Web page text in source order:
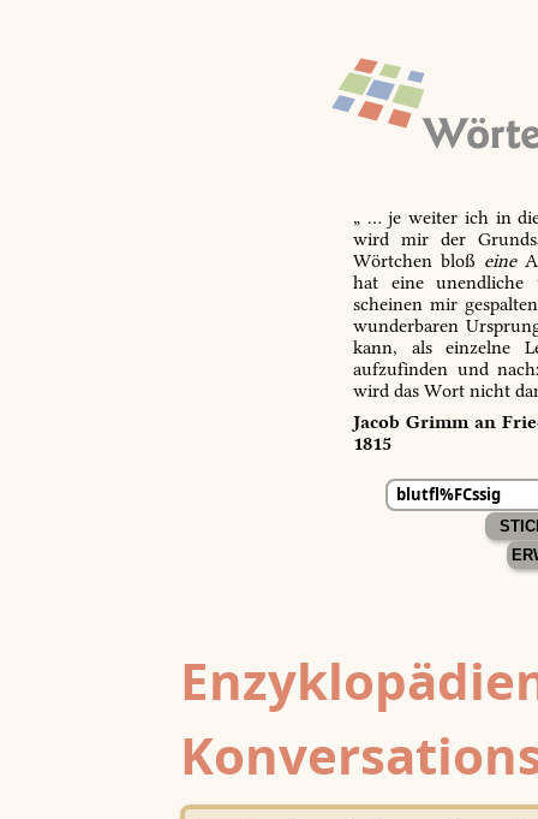
„ … je weiter ich in
wird mir der
Wörtchen bloß eine
hat eine unendliche
scheinen mir
wunderbaren
kann, als einzelne
aufzufinden und
wird das Wort nicht
Jacob Grimm an
1815